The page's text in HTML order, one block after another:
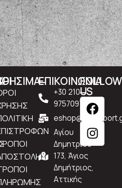
ΕΠΙΚΟΙΝΩΝΙΑ
+30 210
9757097
Αγίου
Δημητρίου
173, Άγιος
Δημήτριος,
Αττικής
FOLLOW
US